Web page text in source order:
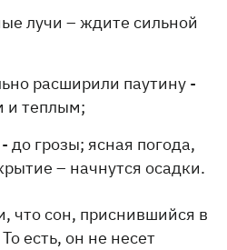
лучи – ждите сильной
расширили паутину -
и теплым;
до грозы; ясная погода,
– начнутся осадки.
что сон, приснившийся в
есть, он не несет